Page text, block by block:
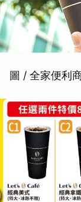
圖 / 全家便利